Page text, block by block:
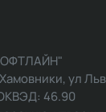
ул
46.90